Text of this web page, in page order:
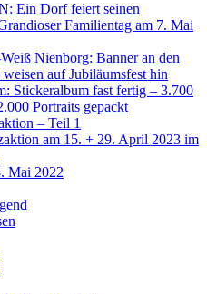
Ein Dorf feiert seinen
Familientag am 7. Mai
Nienborg: Banner an den
auf Jubiläumsfest hin
Stickeralbum fast fertig – 3.700
Portraits gepackt
– Teil 1
am 15. + 29. April 2023 im
Mai 2022